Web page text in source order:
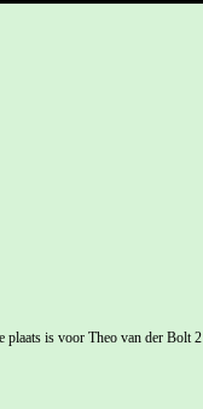
plaats is voor Theo van der Bolt 2